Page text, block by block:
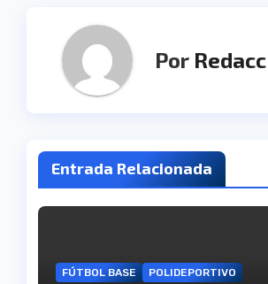
Por
Entrada Relacionada
FÚTBOL BASE POLIDEPORTIVO